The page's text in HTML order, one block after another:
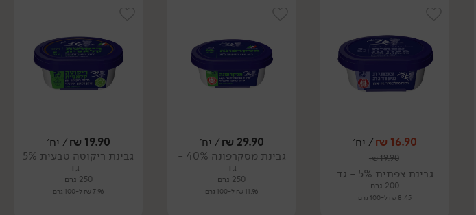
16.90
₪/ יח׳
19.90
₪
גבינת צפתית 5% - גד
200 גרם
8.45 ₪ ל-100 גרם
29.90
₪/ יח׳
גבינת מסקרפונה 40% -
גד
250 גרם
11.96 ₪ ל-100 גרם
19.90
₪/ יח׳
גבינת ריקוטה טבעית 5%
- גד
250 גרם
7.96 ₪ ל-100 גרם